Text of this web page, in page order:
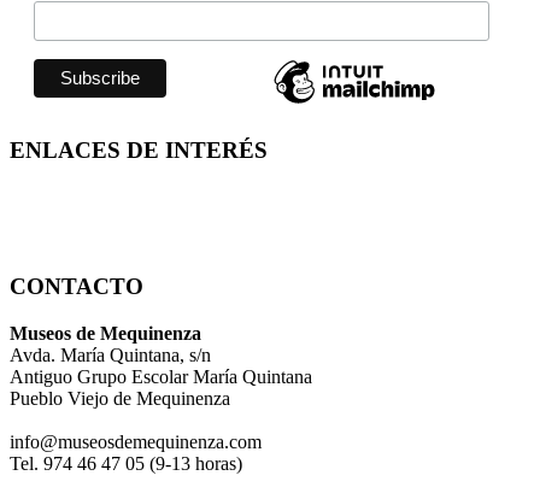
ENLACES DE INTERÉS
CONTACTO
Museos de Mequinenza
Avda. María Quintana, s/n
Antiguo Grupo Escolar María Quintana
Pueblo Viejo de Mequinenza
info@museosdemequinenza.com
Tel. 974 46 47 05 (9-13 horas)